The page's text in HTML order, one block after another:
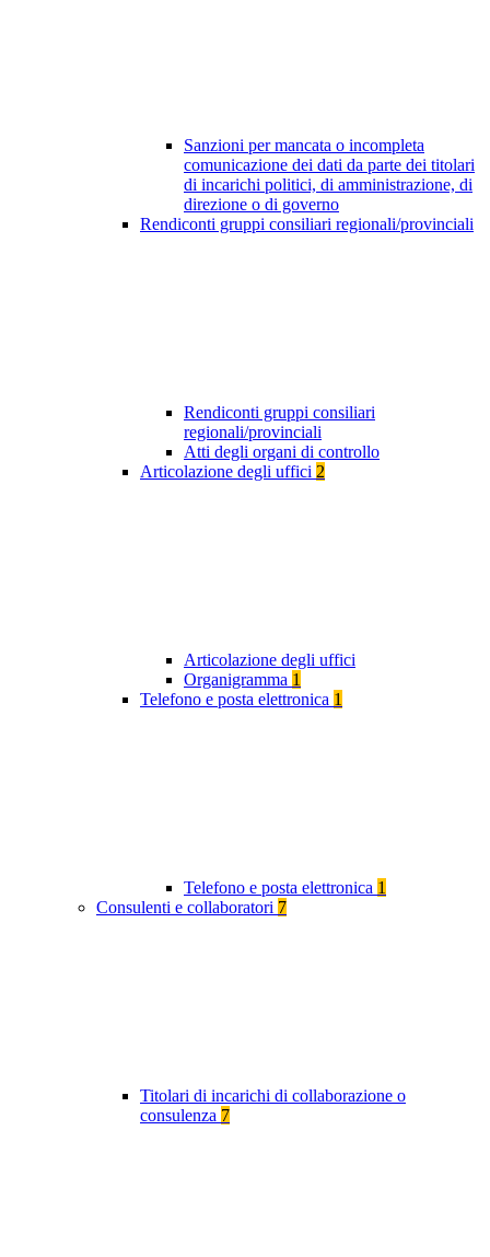
Sanzioni per mancata o incompleta
comunicazione dei dati da parte dei titolari
di incarichi politici, di amministrazione, di
direzione o di governo
Rendiconti gruppi consiliari regionali/provinciali
Rendiconti gruppi consiliari
regionali/provinciali
Atti degli organi di controllo
Articolazione degli uffici 2
Articolazione degli uffici
Organigramma 1
Telefono e posta elettronica 1
Telefono e posta elettronica 1
Consulenti e collaboratori 7
Titolari di incarichi di collaborazione o
consulenza 7